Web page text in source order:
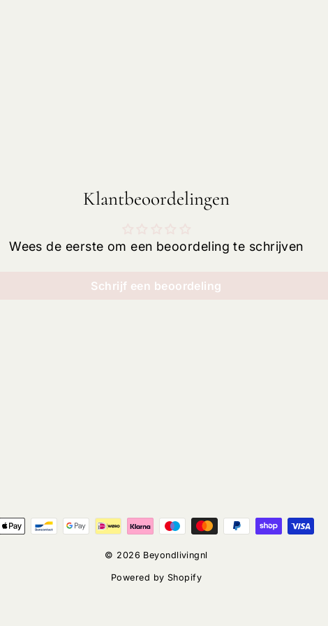
Klantbeoordelingen
Wees de eerste om een beoordeling te schrijven
Schrijf een beoordeling
© 2026 Beyondlivingnl
Powered by Shopify